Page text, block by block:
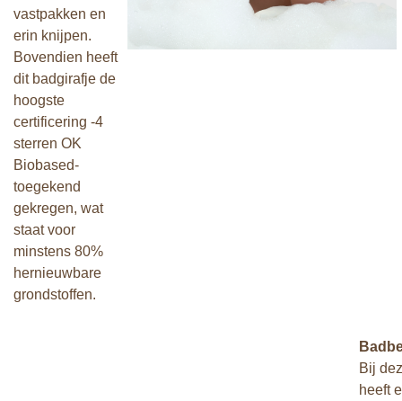
vastpakken en
erin knijpen.
Bovendien heeft
dit badgirafje de
hoogste
certificering -4
sterren OK
Biobased-
toegekend
gekregen, wat
staat voor
minstens 80%
hernieuwbare
grondstoffen.
Bij
heeft